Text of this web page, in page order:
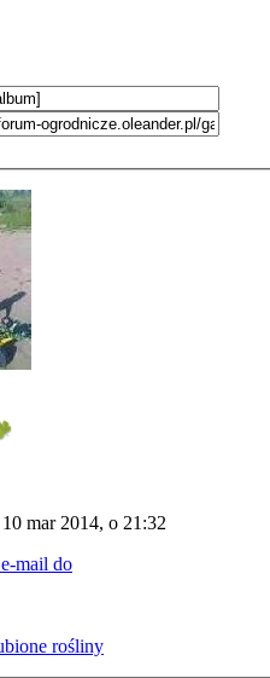
10 mar 2014, o 21:32
mail do
rośliny